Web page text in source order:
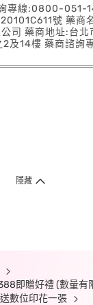
專線:0800-051-
號 藥商
司 藥商地址:台北
2及14樓 藥商諮詢
隱藏
即贈好禮 (數量有
數位印花一張